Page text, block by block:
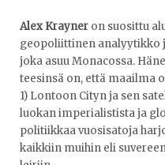
Alex Krayner on suosittu
geopoliittinen analyytikko
joka asuu Monacossa.
teesinsä on, että maailma
1) Lontoon Cityn ja sen
luokan imperialistista ja
politiikkaa vuosisatoja
kaikkiin muihin eli